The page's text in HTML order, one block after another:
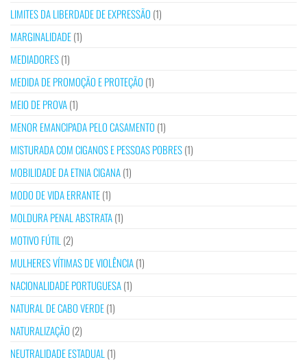
LIMITES DA LIBERDADE DE EXPRESSÃO (1)
MARGINALIDADE(1)
MEDIADORES(1)
MEDIDA DE PROMOÇÃO E PROTEÇÃO (1)
MEIO DE PROVA(1)
MENOR EMANCIPADA PELO CASAMENTO (1)
MISTURADA COM CIGANOS E PESSOAS POBRES(1)
MOBILIDADE DA ETNIA CIGANA(1)
MODO DE VIDA ERRANTE(1)
MOLDURA PENAL ABSTRATA(1)
MOTIVO FÚTIL (2)
MULHERES VÍTIMAS DE VIOLÊNCIA(1)
NACIONALIDADE PORTUGUESA(1)
NATURAL DE CABO VERDE(1)
NATURALIZAÇÃO (2)
NEUTRALIDADE ESTADUAL (1)